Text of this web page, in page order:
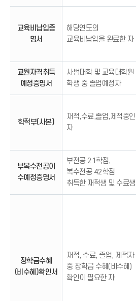
교육비납입증
명서
해당연도의
교육비납입을 완료한 자
교원자격취득
예정증명서
사범대학 및 교육대학원
학생 중 졸업예정자
학적부(사본)
재적,수료,졸업,제적중인
자
부복수전공이
수예정증명서
부전공 21학점,
복수전공 42학점
취득한 재적생 및 수료생
장학금수혜
(비수혜)확인서
재적, 수료, 졸업, 제적자
중 장학금 수혜(비수혜)
확인이 필요한 자